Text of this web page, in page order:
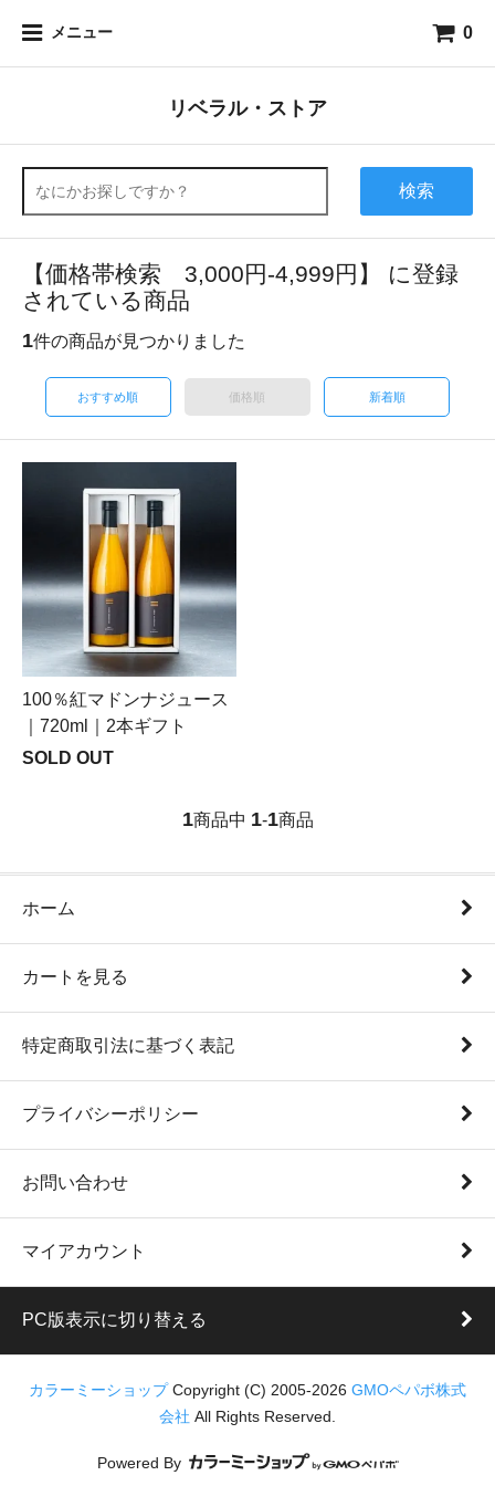
メニュー 0
リベラル・ストア
検索
【価格帯検索 3,000円-4,999円】 に登録
されている商品
1件の商品が見つかりました
おすすめ順 価格順 新着順
100％紅マドンナジュース
｜720ml｜2本ギフト
SOLD OUT
1商品中 1-1商品
ホーム
カートを見る
特定商取引法に基づく表記
プライバシーポリシー
お問い合わせ
マイアカウント
PC版表示に切り替える
カラーミーショップ Copyright (C) 2005-2026 GMOペパボ株式
会社 All Rights Reserved.
Powered By